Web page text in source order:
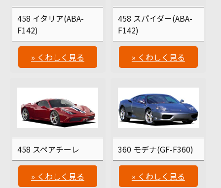
458 イタリア(ABA-
F142)
» くわしく見る
458 スパイダー(ABA-
F142)
» くわしく見る
458 スペアチーレ
» くわしく見る
360 モデナ(GF-F360)
» くわしく見る